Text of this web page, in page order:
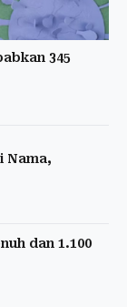
345
Nama,
dan 1.100